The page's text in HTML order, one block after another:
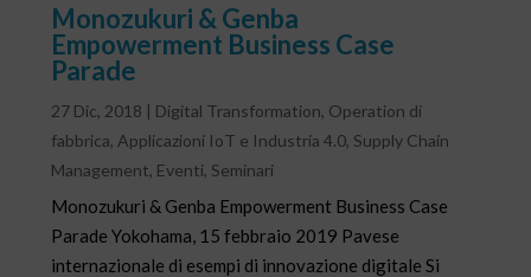
Monozukuri & Genba
Empowerment Business Case
Parade
27 Dic, 2018 | Digital Transformation, Operation di
fabbrica, Applicazioni IoT e Industria 4.0, Supply Chain
Management, Eventi, Seminari
Monozukuri & Genba Empowerment Business Case
Parade Yokohama, 15 febbraio 2019 Pavese
internazionale di esempi di innovazione digitale Si